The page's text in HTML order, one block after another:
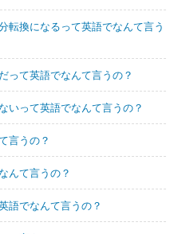
転換になるって英語でなんて言う
って英語でなんて言うの？
いって英語でなんて言うの？
言うの？
んて言うの？
語でなんて言うの？